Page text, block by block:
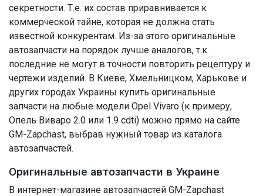
секретности. Т.е. их состав приравнивается к
коммерческой тайне, которая не должна стать
известной конкурентам. Из-за этого оригинальные
автозапчасти на порядок лучше аналогов, т.к.
последние не могут в точности повторить рецептуру и
чертежи изделий. В Киеве, Хмельницком, Харькове и
других городах Украины купить оригинальные
запчасти на любые модели Opel Vivaro (к примеру,
Опель Виваро 2.0 или 1.9 cdti) можно прямо на сайте
GM-Zapchast, выбрав нужный товар из каталога
автозапчастей.
Оригинальные автозапчасти в Украине
В интернет-магазине автозапчастей GM-Zapchast